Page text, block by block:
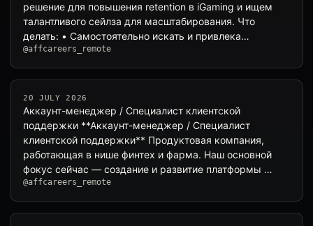
решение для повышения retention в iGaming и ищем
талантливого cейлза для масштабирования. Что
делать: • Самостоятельно искать и привлека…
@affcareers_remote
20 JULY 2026
Аккаунт-менеджер / Специалист клиентской
поддержки **Аккаунт-менеджер / Специалист
клиентской поддержки** Продуктовая компания,
работающая в нише финтех и фарма. Наш основной
фокус сейчас — создание и развитие платформы …
@affcareers_remote